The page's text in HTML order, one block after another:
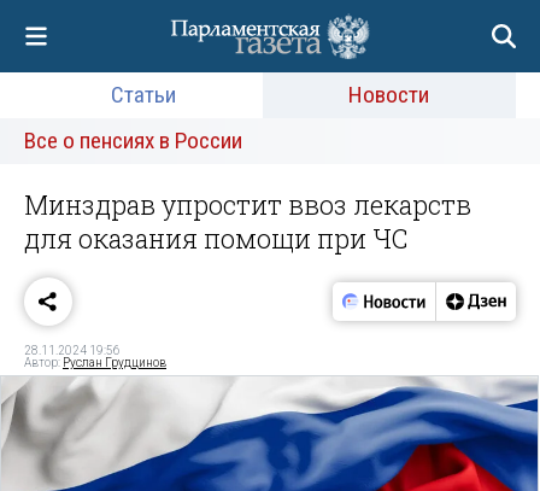
Статьи
Новости
Все о пенсиях в России
Минздрав упростит ввоз лекарств
для оказания помощи при ЧС
28.11.2024 19:56
Автор: Руслан Грудцинов